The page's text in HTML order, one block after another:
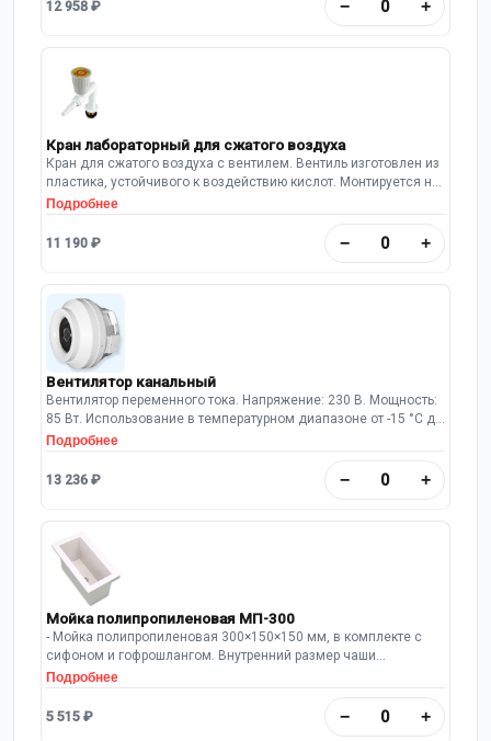
12 958 ₽ − +
Кран лабораторный для сжатого воздуха
Кран для сжатого воздуха с вентилем. Вентиль изготовлен из
пластика, устойчивого к воздействию кислот. Монтируется на
заднюю панель вытяжной камеры шкафа. Длина выпуска: 95
мм.
Подробнее
11 190 ₽ − +
Вентилятор канальный
Вентилятор переменного тока. Напряжение: 230 В. Мощность:
85 Вт. Использование в температурном диапазоне от -15 °C до
+60 °C. Максимальный уровень шума: 59 дБА. Максимальный
объемный расход(производительность): 920 м³/ч. Диаметр
фланца для установки 200 мм.
Подробнее
13 236 ₽ − +
Мойка полипропиленовая МП-300
- Мойка полипропиленовая 300×150×150 мм, в комплекте с
сифоном и гофрошлангом. Внутренний размер чаши
250х100х150 мм
Подробнее
5 515 ₽ − +